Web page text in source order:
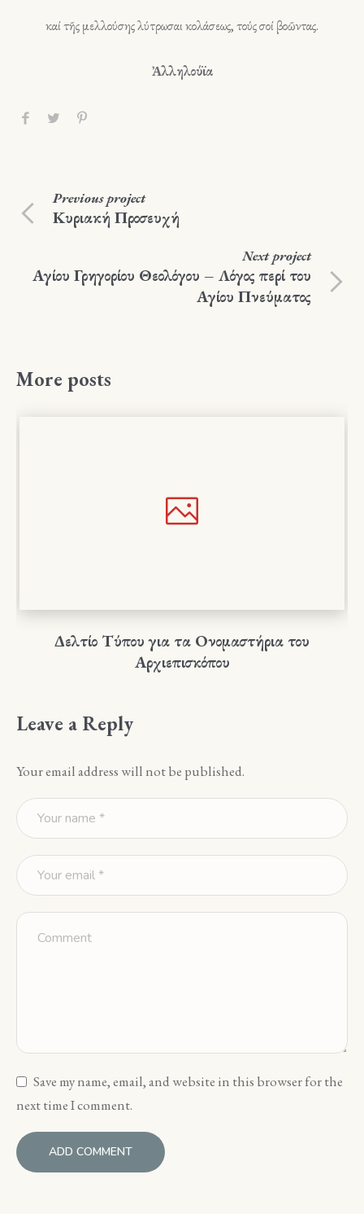
καί τῆς μελλούσης λύτρωσαι κολάσεως, τούς σοί βοῶντας.
Ἀλληλούϊα
Previousproject
Κυριακή Προσευχή
Nextproject
Αγίου Γρηγορίου Θεολόγου – Λόγος περί του
Αγίου Πνεύματος
More posts
Δελτίο Τύπου για τα Ονομαστήρια του
Αρχιεπισκόπου
Leave a Reply
Your email address will not be published.
Save my name, email, and website in this browser for the
next time I comment.